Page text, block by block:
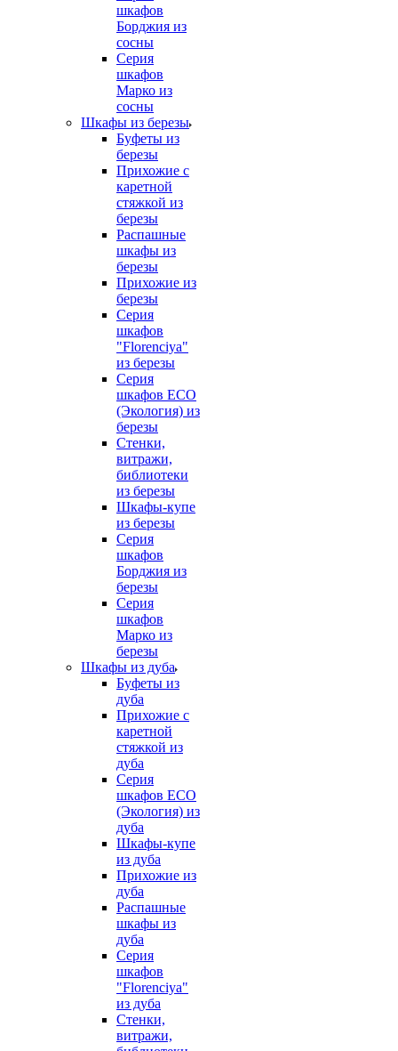
шкафов
Борджия из
сосны
Серия
шкафов
Марко из
сосны
Шкафы из березы
Буфеты из
березы
Прихожие с
каретной
стяжкой из
березы
Распашные
шкафы из
березы
Прихожие из
березы
Серия
шкафов
"Florenciya"
из березы
Серия
шкафов ECO
(Экология) из
березы
Стенки,
витражи,
библиотеки
из березы
Шкафы-купе
из березы
Серия
шкафов
Борджия из
березы
Серия
шкафов
Марко из
березы
Шкафы из дуба
Буфеты из
дуба
Прихожие с
каретной
стяжкой из
дуба
Серия
шкафов ECO
(Экология) из
дуба
Шкафы-купе
из дуба
Прихожие из
дуба
Распашные
шкафы из
дуба
Серия
шкафов
"Florenciya"
из дуба
Стенки,
витражи,